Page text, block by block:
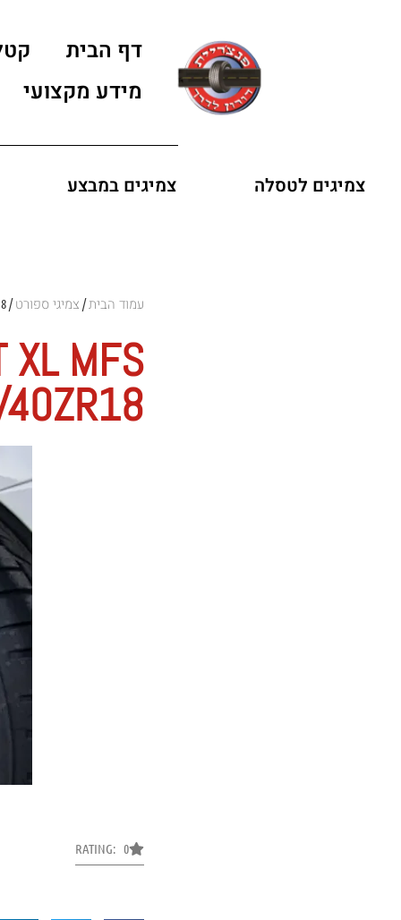
דף הבית
מידע מקצועי
צמיגים לטסלה צמיגים במבצע
עמוד הבית/ צמיגי ספורט/ DUNLOP 92Y SPT MAXX RT XL MFS 225/40ZR18
XL MFS
RATING: 0